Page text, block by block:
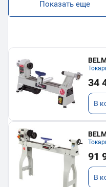
Показать еще
34
В
91
В